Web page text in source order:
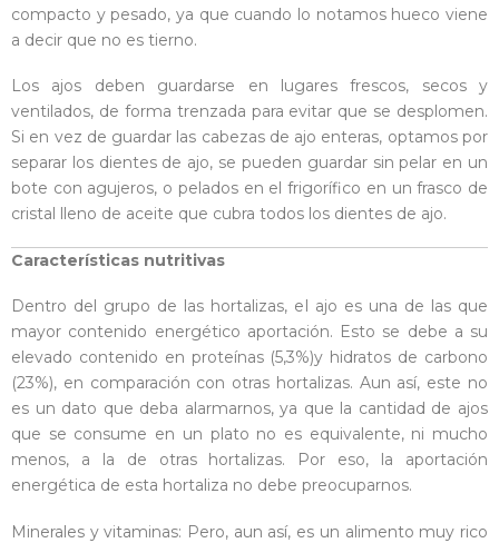
compacto y pesado, ya que cuando lo notamos hueco viene
a decir que no es tierno.
Los ajos deben guardarse en lugares frescos, secos y
ventilados, de forma trenzada para evitar que se desplomen.
Si en vez de guardar las cabezas de ajo enteras, optamos por
separar los dientes de ajo, se pueden guardar sin pelar en un
bote con agujeros, o pelados en el frigorífico en un frasco de
cristal lleno de aceite que cubra todos los dientes de ajo.
Características nutritivas
Dentro del grupo de las hortalizas, el ajo es una de las que
mayor contenido energético aportación. Esto se debe a su
elevado contenido en proteínas (5,3%)y hidratos de carbono
(23%), en comparación con otras hortalizas. Aun así, este no
es un dato que deba alarmarnos, ya que la cantidad de ajos
que se consume en un plato no es equivalente, ni mucho
menos, a la de otras hortalizas. Por eso, la aportación
energética de esta hortaliza no debe preocuparnos.
Minerales y vitaminas: Pero, aun así, es un alimento muy rico